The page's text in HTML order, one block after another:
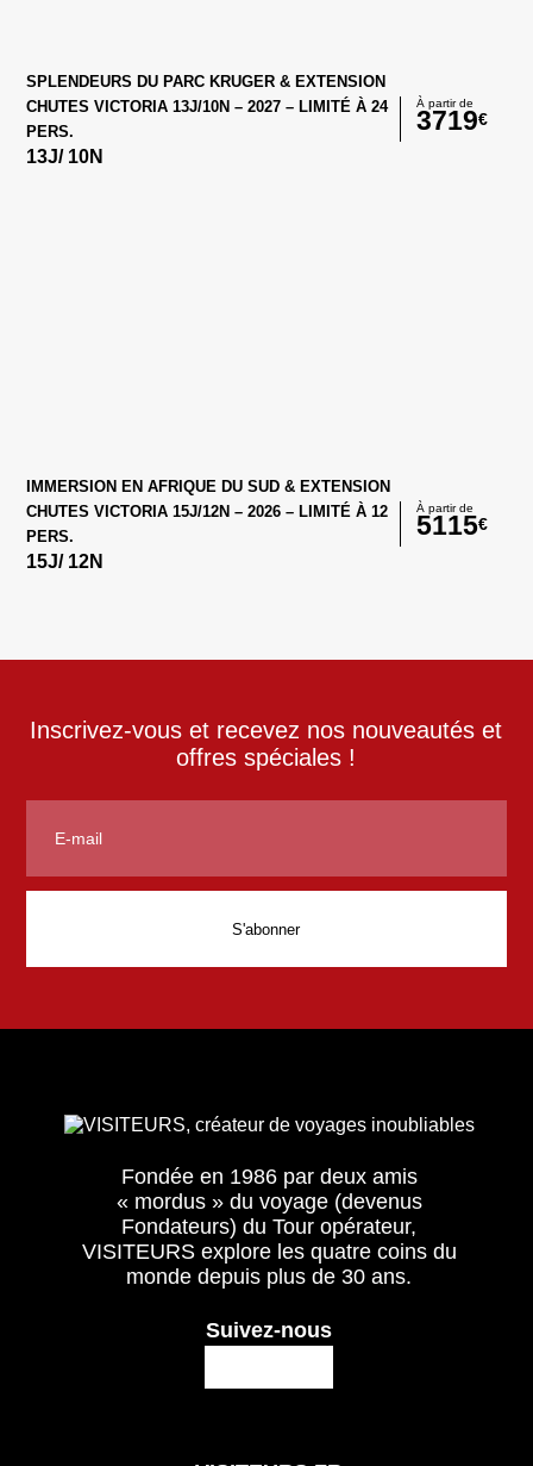
SPLENDEURS DU PARC KRUGER & EXTENSION
CHUTES VICTORIA 13J/10N – 2027 – LIMITÉ À 24
PERS.
13J/ 10N
À partir de
3719€
IMMERSION EN AFRIQUE DU SUD & EXTENSION
CHUTES VICTORIA 15J/12N – 2026 – LIMITÉ À 12
PERS.
15J/ 12N
À partir de
5115€
Inscrivez-vous et recevez nos nouveautés et
offres spéciales !
Fondée en 1986 par deux amis
« mordus » du voyage (devenus
Fondateurs) du Tour opérateur,
VISITEURS explore les quatre coins du
monde depuis plus de 30 ans.
Suivez-nous